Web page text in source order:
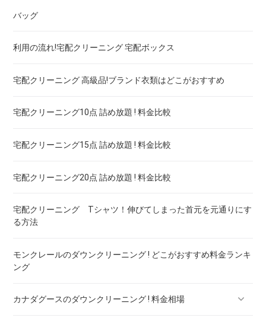
ドレス！宅配クリーニング 高品質 料金 比較
ウェディングドレス
ブランドワイシャツ！宅配クリーニング 高品質 料金 比較
ブランドダウン！宅配クリーニング 高品質 料金 比較
宅配クリーニング 保管付き ダウン ! 安いランキング
宅配クリーニング 保管付き スノボーウェア ! 安いランキング
宅配クリーニング 保管付き 毛布 ! 安いランキング
バッグ
利用の流れ!宅配クリーニング 宅配ボックス
宅配クリーニング 高級品!ブランド衣類はどこがおすすめ
宅配クリーニング10点 詰め放題 ! 料金比較
宅配クリーニング15点 詰め放題 ! 料金比較
宅配クリーニング20点 詰め放題 ! 料金比較
宅配クリーニング Tシャツ！伸びてしまった首元を元通りにす
る方法
モンクレールのダウンクリーニング ! どこがおすすめ料金ランキ
ング
カナダグースのダウンクリーニング ! 料金相場